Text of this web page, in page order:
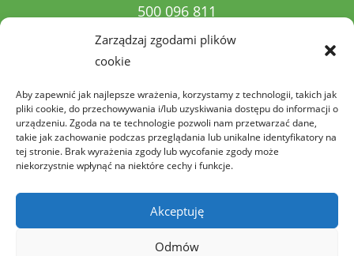
Zarządzaj zgodami plików
cookie
Aby zapewnić jak najlepsze wrażenia, korzystamy z technologii, takich jak
pliki cookie, do przechowywania i/lub uzyskiwania dostępu do informacji o
urządzeniu. Zgoda na te technologie pozwoli nam przetwarzać dane,
takie jak zachowanie podczas przeglądania lub unikalne identyfikatory na
tej stronie. Brak wyrażenia zgody lub wycofanie zgody może
niekorzystnie wpłynąć na niektóre cechy i funkcje.
Akceptuję
Odmów
500 096 811
POLITYKA PRYWATNOŚCI